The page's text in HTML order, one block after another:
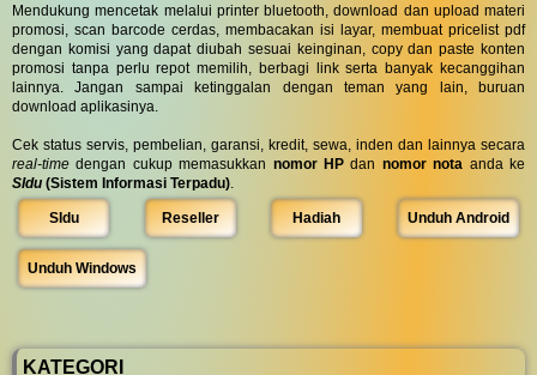
Mendukung mencetak melalui printer bluetooth, download dan upload materi
promosi, scan barcode cerdas, membacakan isi layar, membuat pricelist pdf
dengan komisi yang dapat diubah sesuai keinginan, copy dan paste konten
promosi tanpa perlu repot memilih, berbagi link serta banyak kecanggihan
lainnya. Jangan sampai ketinggalan dengan teman yang lain, buruan
download aplikasinya.
Cek status servis, pembelian, garansi, kredit, sewa, inden dan lainnya secara
real-time dengan cukup memasukkan nomor HP dan nomor nota anda ke
SIdu (Sistem Informasi Terpadu)
SIdu Reseller Hadiah Unduh Android
Unduh Windows
KATEGORI